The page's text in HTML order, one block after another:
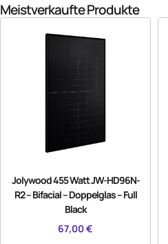
Meistverkaufte Produkte
Jolywood 455 Watt JW-HD96N-
R2 – Bifacial – Doppelglas – Full
Black
67,00€